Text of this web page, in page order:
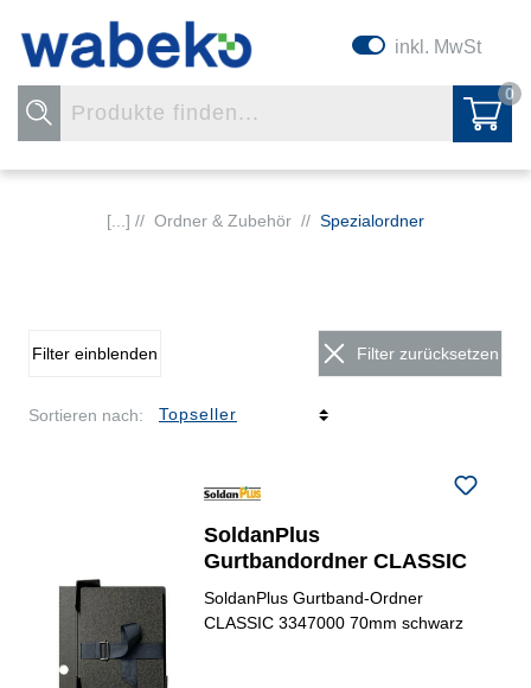
inkl. MwSt
0
[...] // Ordner & Zubehör // Spezialordner
Filter einblenden Filter zurücksetzen
Sortieren nach:
SoldanPlus
Gurtbandordner CLASSIC
SoldanPlus Gurtband-Ordner
CLASSIC 3347000 70mm schwarz